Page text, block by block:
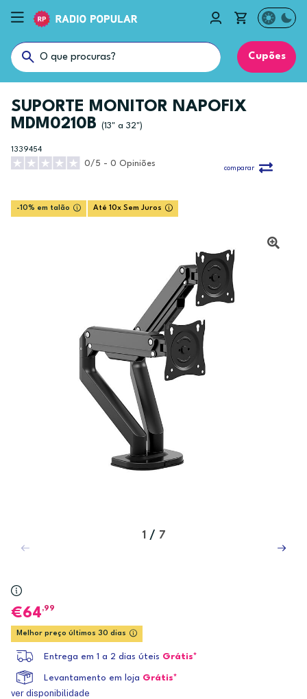
Cupões
SUPORTE MONITOR NAPOFIX
MDM0210B
(13" a 32")
1339454
0/5 - 0 Opiniões
comparar
-10% em talão Até 10x Sem Juros
1 / 7
64,99
Melhor preço últimos 30 dias
Entrega em 1 a 2 dias úteis Grátis*
Levantamento em loja Grátis*
ver disponibilidade